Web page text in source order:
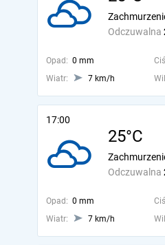
Odczuwalna
Opad: 0 mm
Wiatr:
7 km/h
17:00
25°C
Odczuwalna
Opad: 0 mm
Wiatr:
7 km/h